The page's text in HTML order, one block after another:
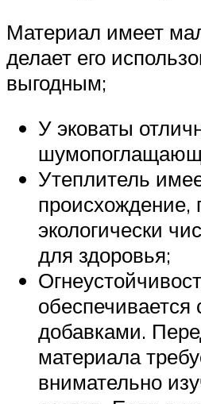
Материал имеет
делает его
выгодным;
У эковаты
Утеплитель
происхождение,
экологически
для здоровья;
добавками.
материала
внимательно